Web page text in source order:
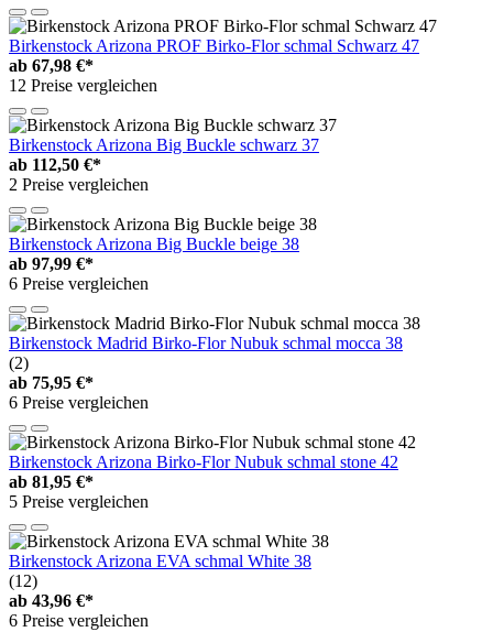
Birkenstock Arizona PROF Birko-Flor schmal Schwarz 47
ab 67,98 €*
12 Preise vergleichen
Birkenstock Arizona Big Buckle schwarz 37
ab 112,50 €*
2 Preise vergleichen
Birkenstock Arizona Big Buckle beige 38
ab 97,99 €*
6 Preise vergleichen
Birkenstock Madrid Birko-Flor Nubuk schmal mocca 38
(2)
ab 75,95 €*
6 Preise vergleichen
Birkenstock Arizona Birko-Flor Nubuk schmal stone 42
ab 81,95 €*
5 Preise vergleichen
Birkenstock Arizona EVA schmal White 38
(12)
ab 43,96 €*
6 Preise vergleichen